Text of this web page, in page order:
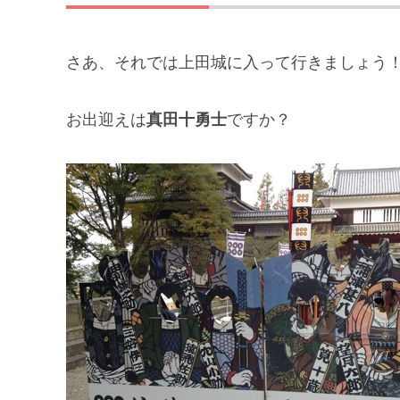
さあ、それでは上田城に入って行きましょう
お出迎えは真田十勇士ですか？